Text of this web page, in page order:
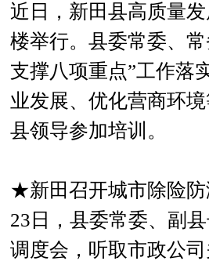
近日，新田县高质量
楼举行。县委常委、
支撑八项重点”工作落
业发展、优化营商环
县领导参加培训。
★新田召开城市除险
23日，县委常委、副
调度会，听取市政公